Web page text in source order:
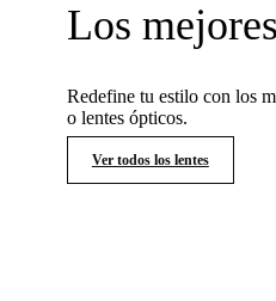
Los
Redefine tu estilo con los
o lentes ópticos.
Ver todos los lentes